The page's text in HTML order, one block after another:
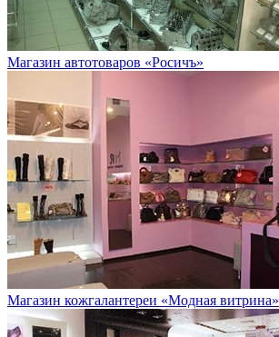
Магазин автотоваров «Росичъ»
Магазин кожгалантереи «Модная витрина»